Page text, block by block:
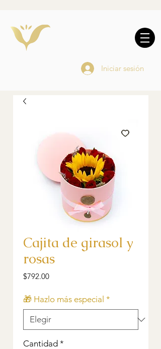
10% DE REGALO EN
ONLINE
Iniciar sesión
Cajita de girasol y
rosas
$792.00Precio
🎁 Hazlo más especial *
Cantidad *